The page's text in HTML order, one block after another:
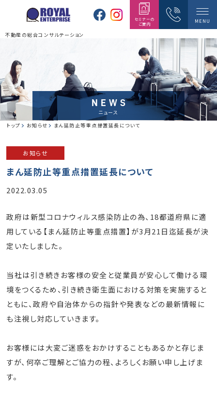
MENU
セミナーの
ご案内
不動産の総合コンサルテーション
NEWS
ニュース
トップ
お知らせ まん延防止等重点措置延長について
お知らせ
まん延防止等重点措置延長について
2022.03.05
政府は新型コロナウィルス感染防止の為、18都道府県に適
用している【まん延防止等重点措置】が3月21日迄延長が決
定いたしました。
当社は引き続きお客様の安全と従業員が安⼼して働ける環
境をつくるため、引き続き衛⽣⾯における対策を実施すると
ともに、政府や⾃治体からの指針や発表などの最新情報に
も注視し対応していきます。
お客様には⼤変ご迷惑をおかけすることもあるかと存じま
すが、何卒ご理解とご協⼒の程、よろしくお願い申し上げま
す。